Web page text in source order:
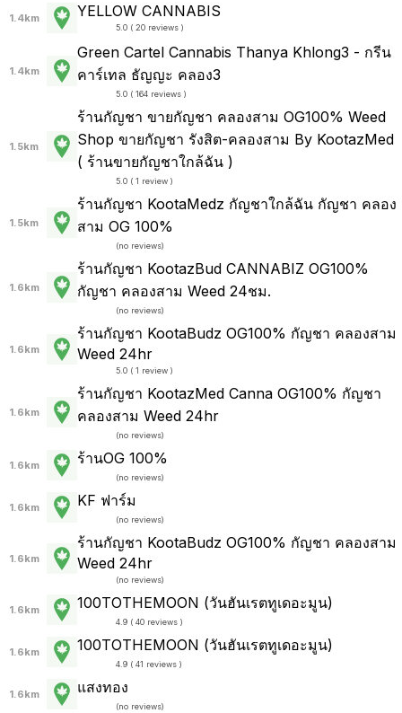
1.4km YELLOW CANNABIS
5.0 ( 20 reviews )
1.4km
Green Cartel Cannabis Thanya Khlong3 - กรีน
คาร์เทล ธัญญะ คลอง3
5.0 ( 164 reviews )
1.5km
ร้านกัญชา ขายกัญชา คลองสาม OG100% Weed
Shop ขายกัญชา รังสิต-คลองสาม By KootazMed
( ร้านขายกัญชาใกล้ฉัน )
5.0 ( 1 review )
1.5km
ร้านกัญชา KootaMedz กัญชาใกล้ฉัน กัญชา คลอง
สาม OG 100%
(no reviews)
1.6km
ร้านกัญชา KootazBud CANNABIZ OG100%
กัญชา คลองสาม Weed 24ชม.
(no reviews)
1.6km
ร้านกัญชา KootaBudz OG100% กัญชา คลองสาม
Weed 24hr
5.0 ( 1 review )
1.6km
ร้านกัญชา KootazMed Canna OG100% กัญชา
คลองสาม Weed 24hr
(no reviews)
1.6km ร้านOG 100%
(no reviews)
1.6km KF ฟาร์ม
(no reviews)
1.6km
ร้านกัญชา KootaBudz OG100% กัญชา คลองสาม
Weed 24hr
(no reviews)
1.6km 100TOTHEMOON (วันฮันเรตทูเดอะมูน)
4.9 ( 40 reviews )
1.6km 100TOTHEMOON (วันฮันเรตทูเดอะมูน)
4.9 ( 41 reviews )
1.6km แสงทอง
(no reviews)